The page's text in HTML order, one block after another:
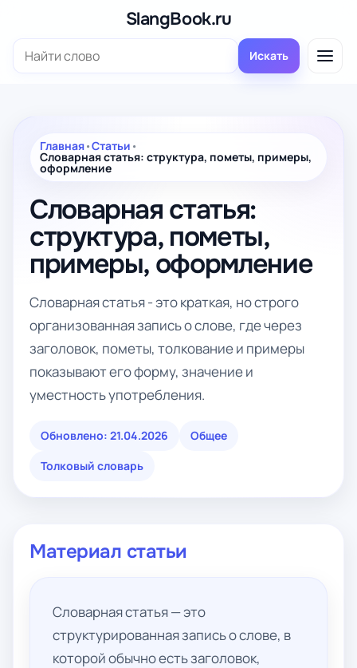
содержимому
SlangBook.ru
Поиск: Искать
Главная•Статьи •
Словарная статья: структура, пометы, примеры,
оформление
Словарная статья:
структура, пометы,
примеры, оформление
Словарная статья - это краткая, но строго
организованная запись о слове, где через
заголовок, пометы, толкование и примеры
показывают его форму, значение и
уместность употребления.
Обновлено: 21.04.2026
Общее
Толковый словарь
Материал статьи
Словарная статья — это
структурированная запись о слове, в
которой обычно есть заголовок,